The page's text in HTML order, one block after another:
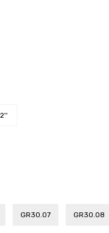
2''
GR30.07 GR30.08